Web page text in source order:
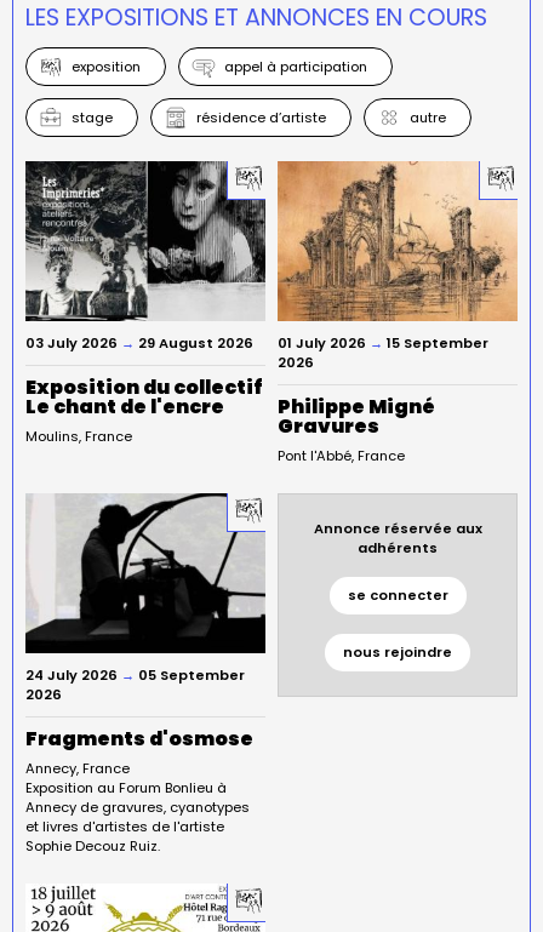
LES EXPOSITIONS ET ANNONCES EN COURS
exposition appel à participation
stage résidence d’artiste autre
03 July 2026 → 29 August 2026
Exposition du collectif
Le chant de l'encre
Moulins France
01 July 2026 → 15 September
2026
Philippe Migné
Gravures
Pont l'Abbé France
24 July 2026 → 05 September
2026
Fragments d'osmose
Annecy France
Exposition au Forum Bonlieu à
Annecy de gravures, cyanotypes
et livres d'artistes de l'artiste
Sophie Decouz Ruiz.
Annonce réservée aux
adhérents
se connecter
nous rejoindre